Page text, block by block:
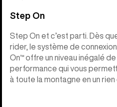
Step On
Step On et c’est parti. Dès
rider, le système de
On™ offre un niveau inégalé
performance qui vous
à toute la montagne en un rien